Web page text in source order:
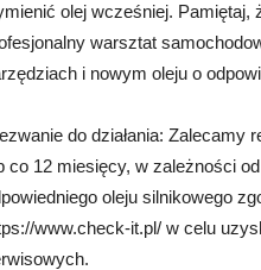
olej wcześniej. Pamiętaj,
warsztat
i nowym oleju o
do działania: Zalecamy
co 12 miesięcy, w zależności
oleju silnikowego
www.check-it.pl/ w celu